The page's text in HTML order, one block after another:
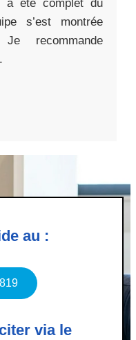
a été complet du
s’est montrée
recommande
au :
via le